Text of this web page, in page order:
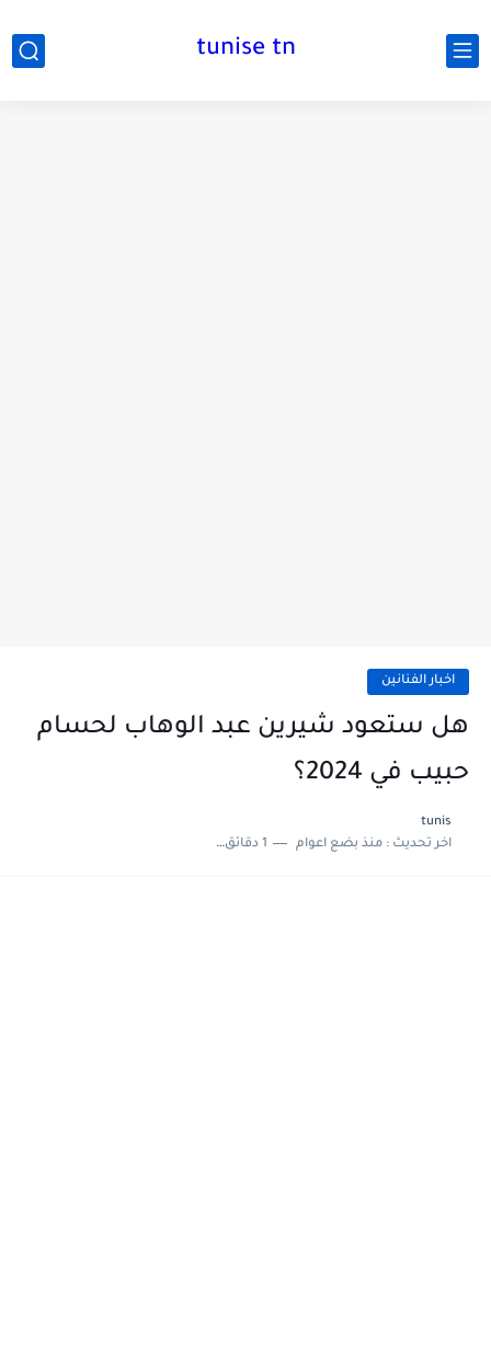
tunise tn
اخبار الفنانين
هل ستعود شيرين عبد الوهاب لحسام
حبيب في 2024؟
tunis
اخر تحديث :منذ بضع اعوام 1 دقائق للقراءة